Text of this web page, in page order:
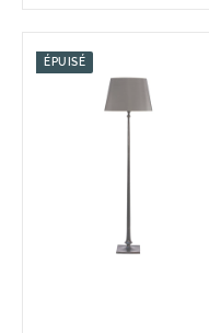
ÉPUISÉ